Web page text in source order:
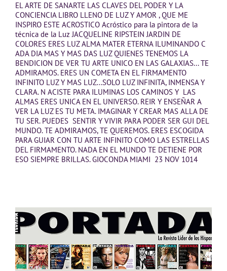
EL ARTE DE SANARTE LAS CLAVES DEL PODER Y LA
CONCIENCIA LIBRO LLENO DE LUZ Y AMOR , QUE ME
INSPIRO ESTE ACROSTICO Acróstico para la pintora de la
técnica de la Luz JACQUELINE RIPSTEIN JARDIN DE
COLORES ERES LUZ ALMA MATER ETERNA ILUMINANDO C
ADA DIA MAS Y MAS DAS LUZ QUIENES TENEMOS LA
BENDICION DE VER TU ARTE UNICO EN LAS GALAXIAS... TE
ADMIRAMOS. ERES UN COMETA EN EL FIRMAMENTO
INFINITO LUZ Y MAS LUZ...SOLO LUZ INFINITA, INMENSA Y
CLARA. N ACISTE PARA ILUMINAS LOS CAMINOS Y LAS
ALMAS ERES UNICA EN EL UNIVERSO. REIR Y ENSEÑAR A
VER LA LUZ ES TU META. IMAGINAR Y CREAR MAS ALLA DE
TU SER. PUEDES SENTIR Y VIVIR PARA PODER SER GUI DEL
MUNDO. TE ADMIRAMOS, TE QUEREMOS. ERES ESCOGIDA
PARA GUIAR CON TU ARTE INFINITO COMO LAS ESTRELLAS
DEL FIRMAMENTO. NADA EN EL MUNDO TE DETIENE POR
ESO SIEMPRE BRILLAS. GIOCONDA MIAMI 23 NOV 1014